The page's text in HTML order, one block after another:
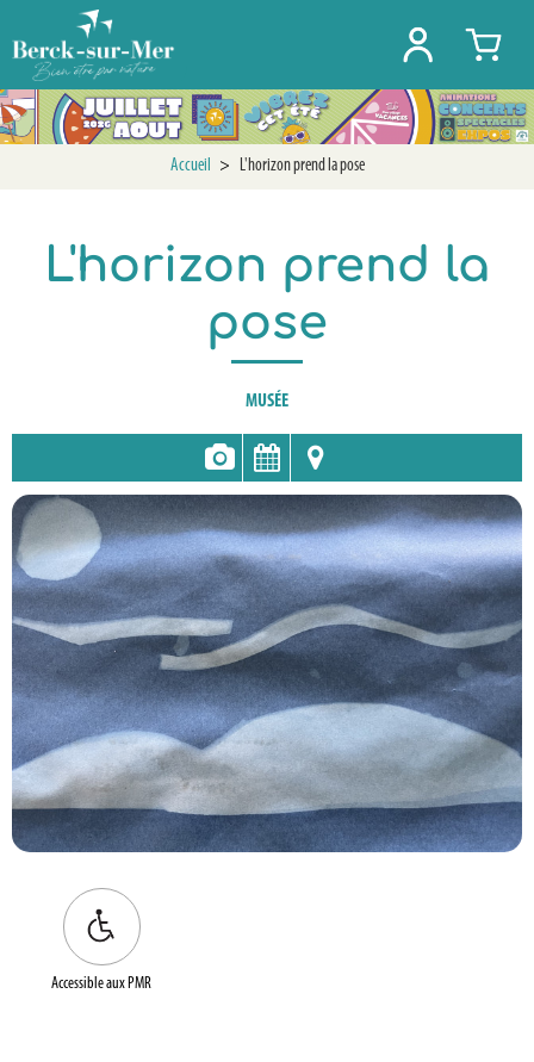
Accueil > L'horizon prend la pose
L'horizon prend la
pose
MUSÉE
Accessible aux PMR